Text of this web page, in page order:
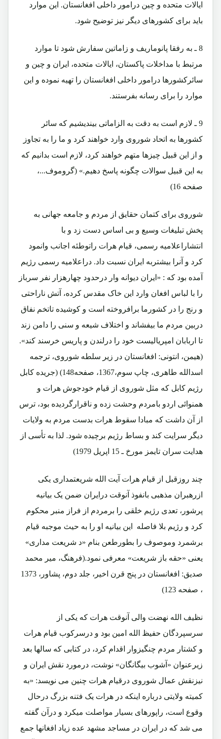
ایالات متحده و چین درامور داخلی افغانستان. این موارد
باید برای کشورهای دیگر نیز توضیح شود.
8 ـ به رفقا پانوماریف و زاماتین سفارش شود تا موارد
مرتبط با مداخلات پاکستان، ایالات متحده، ایران و چین و
سائرکشورها درامور داخلی افغانستان را تهیه نموده و این
موارد را برای رسانه بفرستند.
9 ـ لازم است به دقت به الزاماتی بیندیشیم که سائر
کشورها به اتحاد شوروی وارد خواهند کرد و ما را به تجاوز
و از این قبیل چیزها متهم خواهند کرد، لازم است بدانیم که
به این قبیل سوالات چگونه پاسخ دهیم.» (گروموف...،
صفحه 16)
شوروی برای کتمان حقایق از مردم و جامعه جهانی به
پخش تبلیغات وسیع و بی اساس دست زد و با
انتشاراعلامیه رسمی، قیام هرات راتوطئه اجانب وانمود
کرد و آنرا بیشتربه ایران نسبت داد. دراعلامیه رسمی رژیم
آمده بود که : «ایران دیوانه وار درحدود چهارهزار نفر سرباز
را با لباس افغان وارد این خاک مقدس کرده، آتش ناراحتی
و رنج را در کشورما برافروخته است و کوشیده تاتخم نفاق
دربین مردم ما بیفشاند و اختلاف شیعه و سنی را دامن زند
تا اربابان امپریالیست خود را درلندن و پاریس خرسند کند».
(هیمن، انتونی: افغانستان در زیر سلطه شوروی، ترجمه
اسدالله طاهری، چاپ سوم،1367، صفحه148) (جریده کابل
رژیم کابل که مثل شوروی از قیام خودجوش هرات و
همنوائی اردو بامردم وحشت زده و ناقرارگردیده بود، ترس
از آن داشت که مبادا سقوط هرات بدست مردم به ولایات
دیگر سرایت کند و بساط رژیم برچیده شود. لذا به تأسی از
هدایت سران تایمز مورخ ـ 15 اپریل 1979)
چند روزقبل از قیام هرات آیت الله شریعتمداری یکی
ازرهبران مذهبی بانفوذ آنوقت درایران ضمن یک بیانیه
پرشور، تعدی رژیم خلقی را برمردم از فراز منبر محکوم
کرد و رژیم بلا فاصله این بیانیه او را به حیث موجبه قیام
برشمرد وموصوف را بطورطعن بنام «د شریعت مداری»
یعنی «حقه باز شریعت» معرفی نمود.(فرهنگ، میر محمد
صدیق: افغانستان در پنج قرن اخیر، جلد دوم، پشاور، 1373
، صفحه 123)
نظیف الله نهضت والی آنوقت هرات که یکی از
سرسپردگان حفیظ الله امین بود و درسرکوب قیام هرات
و کشتار مردم چنگیزوار اقدام کرد، در کتابی که سالها بعد
زیرعنوان «آشوب بیگانگان» نوشت، درمورد نقش ایران و
نیزنقش عمال شوروی درقیام هرات چنین می نویسد: «به
کمیته ولایتی درباره اینکه در هرات یک فتنه بزرگ درحال
وقوع است، راپورهای بسیار مواصلت میکرد و درآن گفته
می شد که در ایران در مساجد مشهد عده زیاد افغانها جمع